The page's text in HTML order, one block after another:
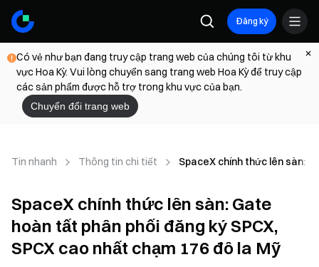
Đăng ký
Có vẻ như bạn đang truy cập trang web của chúng tôi từ khu
vực Hoa Kỳ. Vui lòng chuyển sang trang web Hoa Kỳ để truy cập
các sản phẩm được hỗ trợ trong khu vực của bạn.
Chuyển đổi trang web
Tin nhanh Thông tin chi tiết SpaceX chính thức lên sàn:
SpaceX chính thức lên sàn: Gate
hoàn tất phân phối đăng ký SPCX,
SPCX cao nhất chạm 176 đô la Mỹ